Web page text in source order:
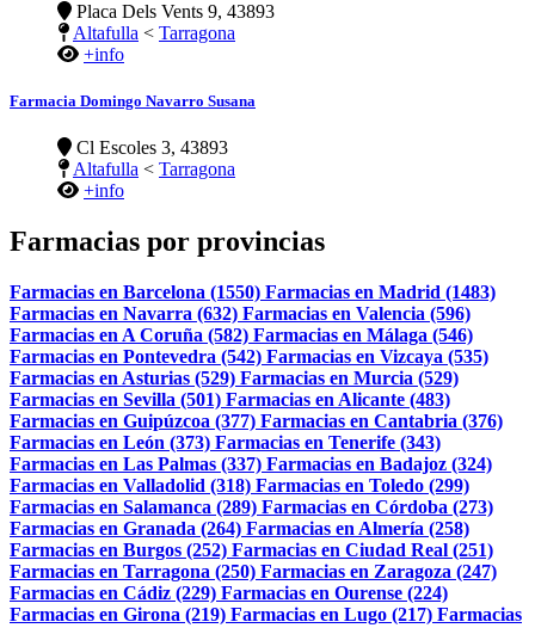
Placa Dels Vents 9, 43893
Altafulla < Tarragona
+info
Farmacia Domingo Navarro Susana
Cl Escoles 3, 43893
Altafulla < Tarragona
+info
Farmacias por provincias
Farmacias en Barcelona (1550) Farmacias en Madrid (1483)
Farmacias en Navarra (632) Farmacias en Valencia (596)
Farmacias en A Coruña (582) Farmacias en Málaga (546)
Farmacias en Pontevedra (542) Farmacias en Vizcaya (535)
Farmacias en Asturias (529) Farmacias en Murcia (529)
Farmacias en Sevilla (501) Farmacias en Alicante (483)
Farmacias en Guipúzcoa (377) Farmacias en Cantabria (376)
Farmacias en León (373) Farmacias en Tenerife (343)
Farmacias en Las Palmas (337) Farmacias en Badajoz (324)
Farmacias en Valladolid (318) Farmacias en Toledo (299)
Farmacias en Salamanca (289) Farmacias en Córdoba (273)
Farmacias en Granada (264) Farmacias en Almería (258)
Farmacias en Burgos (252) Farmacias en Ciudad Real (251)
Farmacias en Tarragona (250) Farmacias en Zaragoza (247)
Farmacias en Cádiz (229) Farmacias en Ourense (224)
Farmacias en Girona (219) Farmacias en Lugo (217) Farmacias